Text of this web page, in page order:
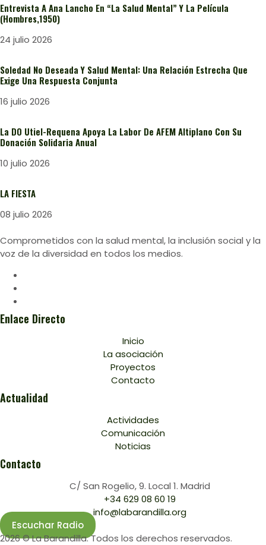
Entrevista A Ana Lancho En “La Salud Mental” Y La Película
(Hombres,1950)
24 julio 2026
Soledad No Deseada Y Salud Mental: Una Relación Estrecha Que
Exige Una Respuesta Conjunta
16 julio 2026
La DO Utiel-Requena Apoya La Labor De AFEM Altiplano Con Su
Donación Solidaria Anual
10 julio 2026
LA FIESTA
08 julio 2026
Comprometidos con la salud mental, la inclusión social y la
voz de la diversidad en todos los medios.
Enlace Directo
Inicio
La asociación
Proyectos
Contacto
Actualidad
Actividades
Comunicación
Noticias
Contacto
C/ San Rogelio, 9. Local 1. Madrid
+34 629 08 60 19
info@labarandilla.org
Escuchar Radio
2026 © La Barandilla. Todos los derechos reservados.